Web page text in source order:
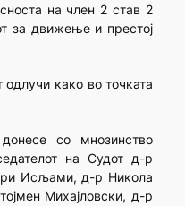
на член 2 став 2
за движење и престој
како во точката
со мнозинство
на Судот д-р
Исљами, д-р Никола
Михајловски, д-р